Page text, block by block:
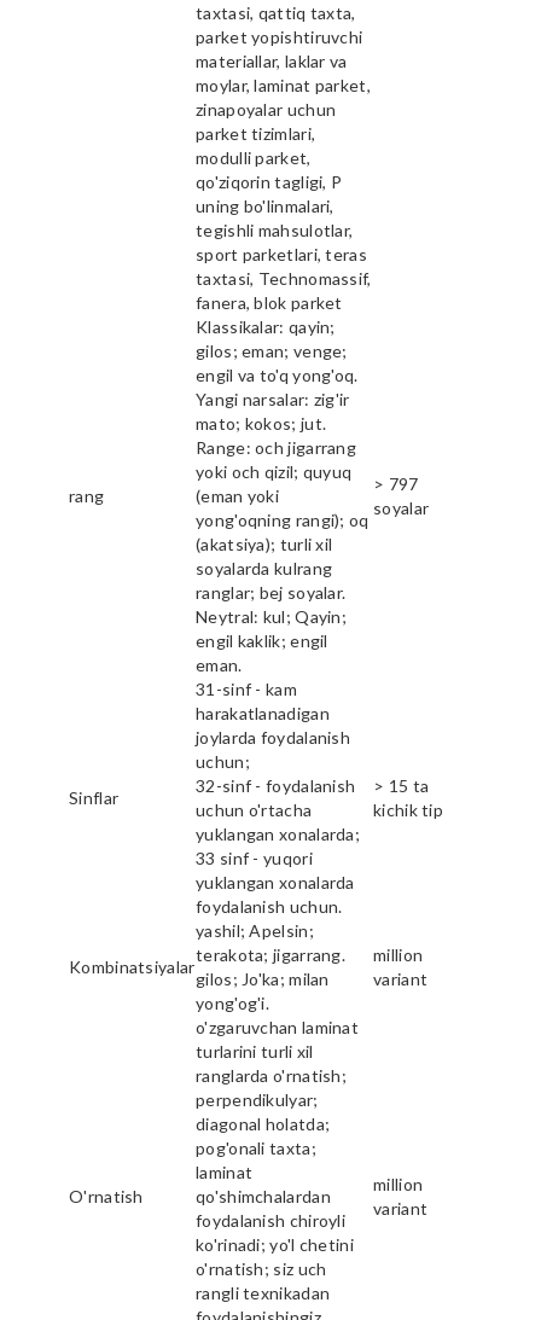
taxtasi, qattiq taxta,
parket yopishtiruvchi
materiallar, laklar va
moylar, laminat parket,
zinapoyalar uchun
parket tizimlari,
modulli parket,
qo'ziqorin tagligi, P
uning bo'linmalari,
tegishli mahsulotlar,
sport parketlari, teras
taxtasi, Technomassif,
fanera, blok parket
rang
Klassikalar: qayin;
gilos; eman; venge;
engil va to'q yong'oq.
Yangi narsalar: zig'ir
mato; kokos; jut.
Range: och jigarrang
yoki och qizil; quyuq
(eman yoki
yong'oqning rangi); oq
(akatsiya); turli xil
soyalarda kulrang
ranglar; bej soyalar.
Neytral: kul; Qayin;
engil kaklik; engil
eman.
> 797
soyalar
Sinflar
31-sinf - kam
harakatlanadigan
joylarda foydalanish
uchun;
32-sinf - foydalanish
uchun o'rtacha
yuklangan xonalarda;
33 sinf - yuqori
yuklangan xonalarda
foydalanish uchun.
> 15 ta
kichik tip
Kombinatsiyalar
yashil; Apelsin;
terakota; jigarrang.
gilos; Jo'ka; milan
yong'og'i.
million
variant
O'rnatish
o'zgaruvchan laminat
turlarini turli xil
ranglarda o'rnatish;
perpendikulyar;
diagonal holatda;
pog'onali taxta;
laminat
qo'shimchalardan
foydalanish chiroyli
ko'rinadi; yo'l chetini
o'rnatish; siz uch
rangli texnikadan
million
variant